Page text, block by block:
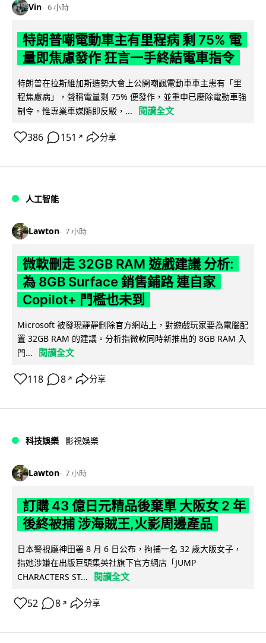
Vin 6 小時
特朗普嘲電動車主有里程病 剩 75% 電
量即焦慮發作 狂言一手終結電車指令
特朗普在拉斯維加斯造勢大會上公開嘲諷電動車車主患有「里
程焦慮病」，聲稱電量剩 75% 便發作，並重申已廢除電動車強
制令。惟專業車媒隨即反駁，...
閱讀全文
386 151 ↗ 分享
人工智能
Lawton 7 小時
微軟刪走 32GB RAM 遊戲建議 分析:
為 8GB Surface 銷售鋪路 連自家
Copilot+ 門檻也未到
Microsoft 被發現靜靜刪除官方網站上，對遊戲玩家要為電腦配
置 32GB RAM 的建議。分析指微軟同時新推出的 8GB RAM 入
門...
閱讀全文
118 8 ↗ 分享
科技娛樂 影視娛樂
Lawton 7 小時
訂購 43 億日元精品後棄單 大阪女 2 年
後終被捕 涉海賊王,火影周邊產品
日本警視廳神田署 8 月 6 日公布，拘捕一名 32 歲大阪女子，
指她涉嫌在出版巨頭集英社旗下官方網店「JUMP
CHARACTERS ST...
閱讀全文
52 8 ↗ 分享